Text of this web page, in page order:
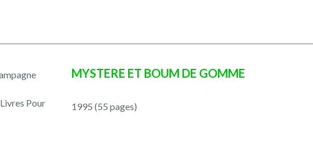
Pour
MYSTERE ET BOUM DE GOMME
1995 (55 pages)